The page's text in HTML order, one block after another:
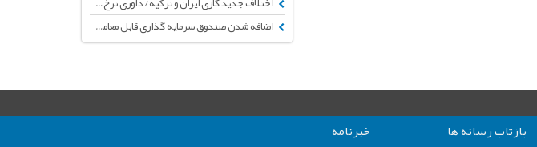
اضافه شدن صندوق سرمایه گذاری قابل معامله "فیروزه آسیا" در بورس تهران
بازتاب رسانه ها خبرنامه